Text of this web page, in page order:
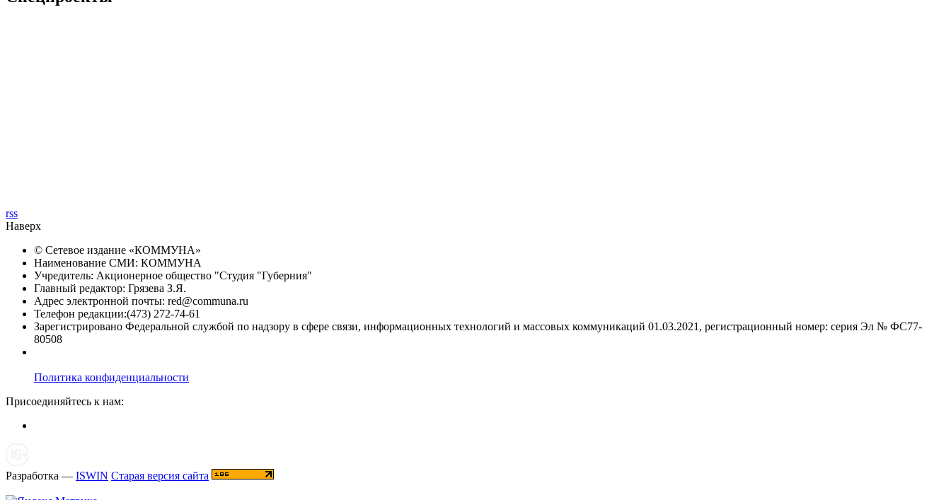
rss
Наверх
© Сетевое издание «КОММУНА»
Наименование СМИ: КОММУНА
Учредитель: Акционерное общество "Студия "Губерния"
Главный редактор: Грязева З.Я.
Адрес электронной почты: red@communa.ru
Телефон редакции:(473) 272-74-61
Зарегистрировано Федеральной службой по надзору в сфере связи, информационных технологий и массовых коммуникаций 01.03.2021, регистрационный номер: серия Эл № ФС77-
80508
Политика конфиденциальности
Присоединяйтесь к нам:
Разработка — ISWIN Старая версия сайта